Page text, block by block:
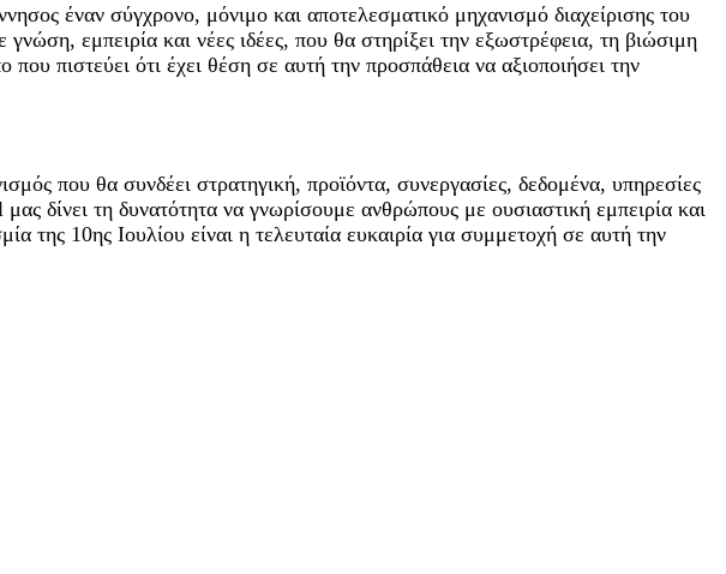
έναν σύγχρονο, μόνιμο και αποτελεσματικό μηχανισμό διαχείρισης του
εμπειρία και νέες ιδέες, που θα στηρίξει την εξωστρέφεια, τη βιώσιμη
πιστεύει ότι έχει θέση σε αυτή την προσπάθεια να αξιοποιήσει την
που θα συνδέει στρατηγική, προϊόντα, συνεργασίες, δεδομένα, υπηρεσίες
δίνει τη δυνατότητα να γνωρίσουμε ανθρώπους με ουσιαστική εμπειρία και
της 10ης Ιουλίου είναι η τελευταία ευκαιρία για συμμετοχή σε αυτή την